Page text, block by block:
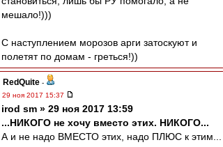
мешало!)))
С наступлением морозов арги затоскуют и
полетят по домам - греться!))
RedQuite -
29 ноя 2017 15:37
irod sm » 29 ноя 2017 13:59
...НИКОГО не хочу вместо этих. НИКОГО...
А и не надо ВМЕСТО этих, надо ПЛЮС к этим...